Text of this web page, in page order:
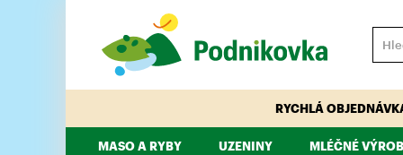
RYCHLÁ
MASO A RYBY UZENINY MLÉČNÉ